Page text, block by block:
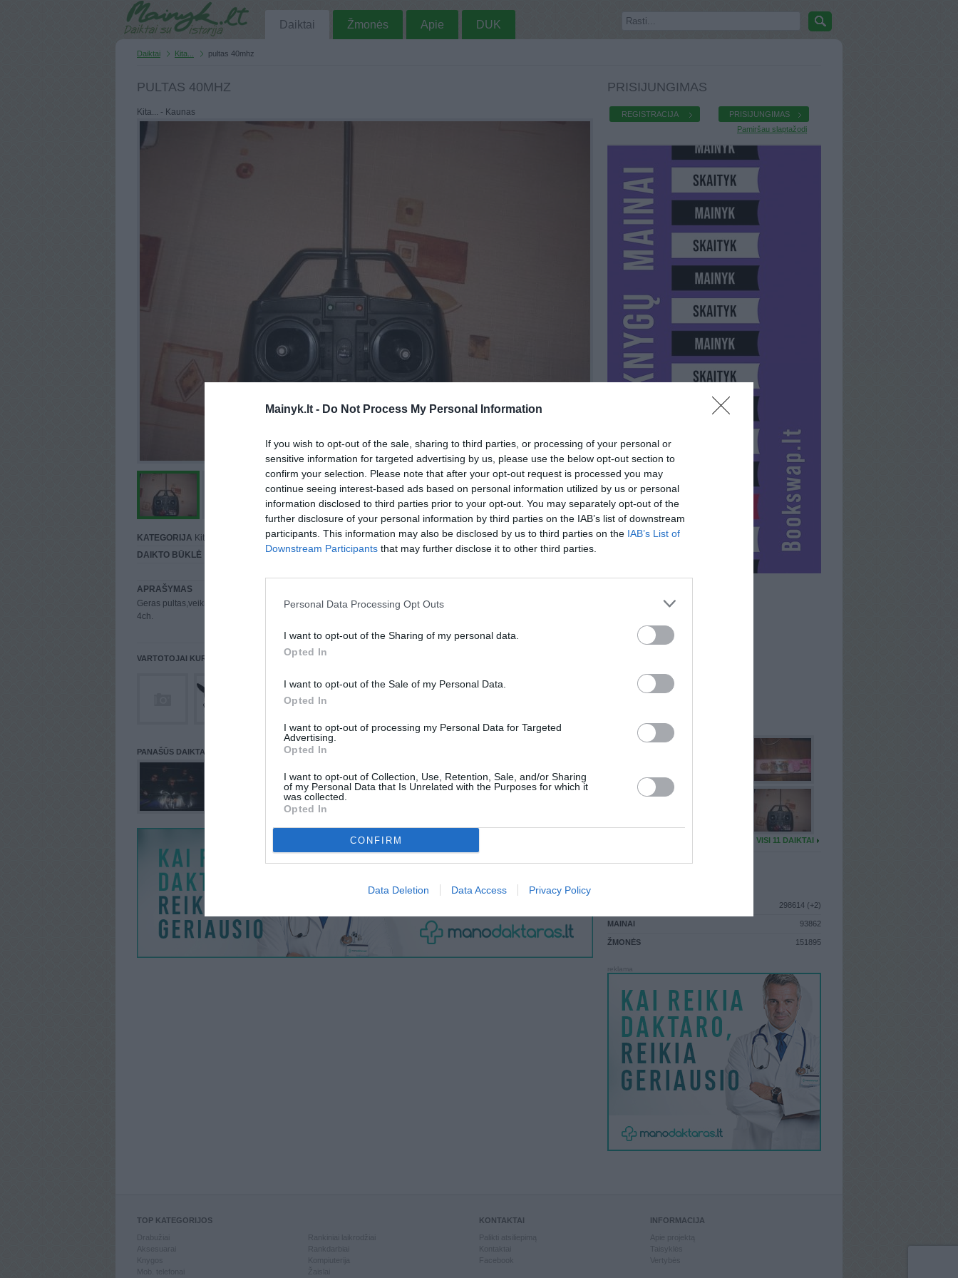
Mainyk.lt - Do Not Process My Personal Information
If you wish to opt-out of the sale, sharing to third parties, or processing of your personal or
sensitive information for targeted advertising by us, please use the below opt-out section to
confirm your selection. Please note that after your opt-out request is processed you may
continue seeing interest-based ads based on personal information utilized by us or personal
information disclosed to third parties prior to your opt-out. You may separately opt-out of the
further disclosure of your personal information by third parties on the IAB’s list of downstream
participants. This information may also be disclosed by us to third parties on the IAB’s List of
Downstream Participants that may further disclose it to other third parties.
Personal Data Processing Opt Outs
I want to opt-out of the Sharing of my personal data.
Opted In
I want to opt-out of the Sale of my Personal Data.
Opted In
I want to opt-out of processing my Personal Data for Targeted
Advertising.
Opted In
I want to opt-out of Collection, Use, Retention, Sale, and/or Sharing
of my Personal Data that Is Unrelated with the Purposes for which it
was collected.
Opted In
CONFIRM
Data Deletion Data Access Privacy Policy
Daiktai Žmonės Apie DUK
Daiktai Kita... pultas 40mhz
PULTAS 40MHZ
Kita... - Kaunas
KATEGORIJA Kita... MIESTASKaunas
DAIKTO BŪKLĖ
APRAŠYMAS
Geras pultas,veikiantis tik be kvarco ir ir be dangtelio
4ch.
siulikit pagalvosiu:)
0.00 EUR(0 LTL)
VARTOTOJAI KURIE PATALPINĘ DAIKTĄ Į NORŲ KREPŠĮ
VISI 8 ŽMONĖS
PANAŠŪS DAIKTAI
PRISIJUNGIMAS
REGISTRACIJA
PRISIJUNGIMAS
Pamiršau slaptažodį
NERA001
ATLIKO MAINŲ
DAUGIAU DAIKTŲ
VISI 11 DAIKTAI
298614 (+2)
MAINAI 93862
ŽMONĖS 151895
TOP KATEGORIJOS
Knygos
Mob. telefonai
Kompiuterija
Žaislai
KONTAKTAI
Kontaktai
INFORMACIJA